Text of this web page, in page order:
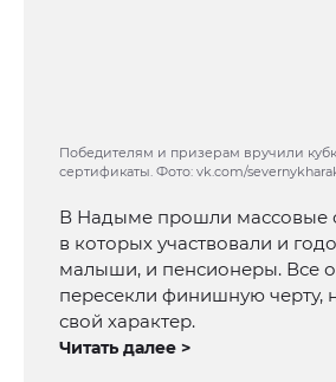
Победителям и призерам вручили
сертификаты. Фото: vk.com/
В Надыме прошли массовые
в которых участвовали и
малыши, и пенсионеры. Все
пересекли финишную черту,
свой характер.
Читать далее >